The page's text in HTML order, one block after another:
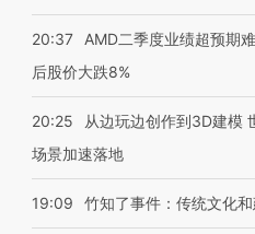
20:37
AMD二季度业绩超预期
后股价大跌8%
20:25
从边玩边创作到3D建模
场景加速落地
19:09 竹知了事件：传统文化